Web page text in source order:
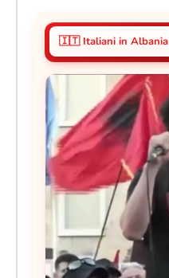
🇮🇹 Italiani in Albania